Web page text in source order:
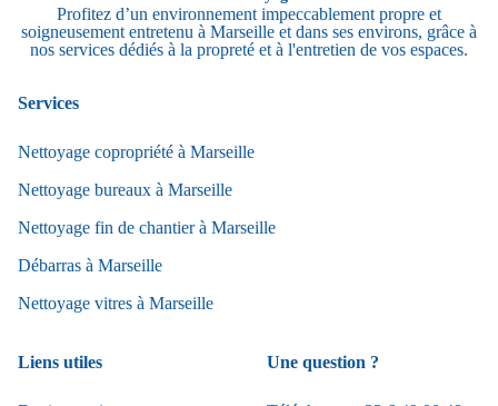
Profitez d’un environnement impeccablement propre et
soigneusement entretenu à Marseille et dans ses environs, grâce à
nos services dédiés à la propreté et à l'entretien de vos espaces.
Services
Nettoyage copropriété à Marseille
Nettoyage bureaux à Marseille
Nettoyage fin de chantier à Marseille
Débarras à Marseille
Nettoyage vitres à Marseille
Liens utiles Une question ?